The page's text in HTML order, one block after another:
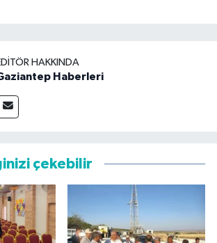
HAKKINDA
Haberleri
çekebilir